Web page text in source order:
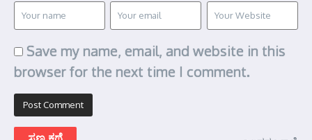
Save my name, email, and website in this
browser for the next time I comment.